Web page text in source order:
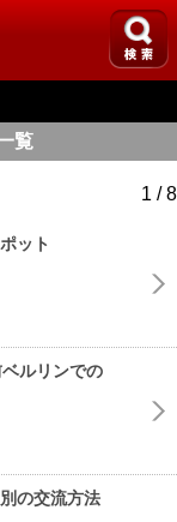
覧
1 / 8
ット
ルリンでの
の交流方法